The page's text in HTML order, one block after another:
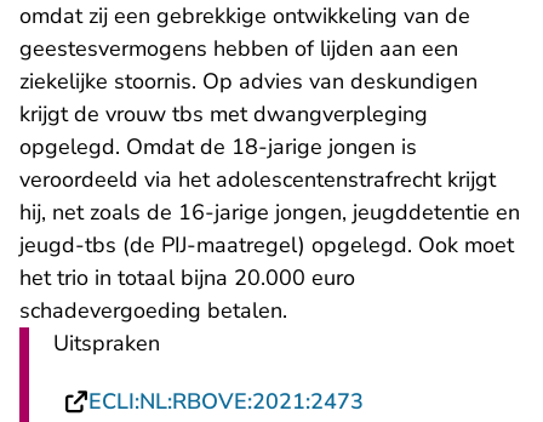
omdat zij een gebrekkige ontwikkeling van de
geestesvermogens hebben of lijden aan een
ziekelijke stoornis. Op advies van deskundigen
krijgt de vrouw tbs met dwangverpleging
opgelegd. Omdat de 18-jarige jongen is
veroordeeld via het adolescentenstrafrecht krijgt
hij, net zoals de 16-jarige jongen, jeugddetentie en
jeugd-tbs (de PIJ-maatregel) opgelegd. Ook moet
het trio in totaal bijna 20.000 euro
schadevergoeding betalen.
Uitspraken
ECLI:NL:RBOVE:2021:2473